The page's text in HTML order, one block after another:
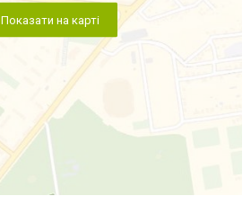
Показати на карті